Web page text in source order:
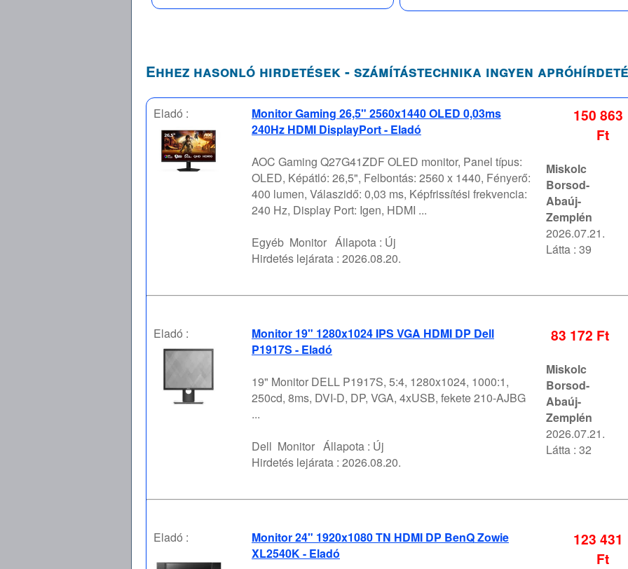
Ehhez hasonló hirdetések - számítástechnika ingyen
Eladó :
Monitor Gaming 26,5" 2560x1440 OLED 0,03ms
240Hz HDMI DisplayPort - Eladó
AOC Gaming Q27G41ZDF OLED monitor, Panel típus:
OLED, Képátló: 26,5", Felbontás: 2560 x 1440, Fényerő:
400 lumen, Válaszidő: 0,03 ms, Képfrissítési frekvencia:
240 Hz, Display Port: Igen, HDMI ...
Egyéb Monitor Állapota : Új
Hirdetés lejárata : 2026.08.20.
150 863
Ft
Miskolc
Borsod-
Abaúj-
Zemplén
2026.07.21.
Látta : 39
Eladó :
Monitor 19" 1280x1024 IPS VGA HDMI DP Dell
P1917S - Eladó
19" Monitor DELL P1917S, 5:4, 1280x1024, 1000:1,
250cd, 8ms, DVI-D, DP, VGA, 4xUSB, fekete 210-AJBG
...
Dell Monitor Állapota : Új
Hirdetés lejárata : 2026.08.20.
83 172 Ft
Miskolc
Borsod-
Abaúj-
Zemplén
2026.07.21.
Látta : 32
Eladó :
Monitor 24" 1920x1080 TN HDMI DP BenQ Zowie
XL2540K - Eladó
123 431
Ft